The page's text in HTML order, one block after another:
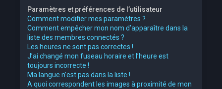
Paramètres et préférences de l’utilisateur
Comment modifier mes paramètres ?
Comment empêcher mon nom d’apparaître dans la
liste des membres connectés ?
Les heures ne sont pas correctes !
J’ai changé mon fuseau horaire et l’heure est
toujours incorrecte !
Ma langue n’est pas dans la liste !
A quoi correspondent les images à proximité de mon